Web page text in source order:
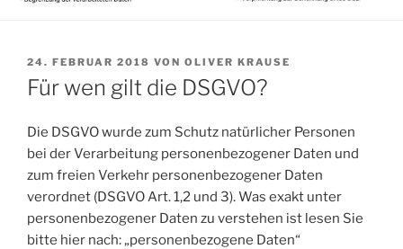
VERÖFFENTLICHT
AM
24. FEBRUAR 2018 VON OLIVER KRAUSE
Für wen gilt die DSGVO?
Die DSGVO wurde zum Schutz natürlicher Personen
bei der Verarbeitung personenbezogener Daten und
zum freien Verkehr personenbezogener Daten
verordnet (DSGVO Art. 1,2 und 3). Was exakt unter
personenbezogener Daten zu verstehen ist lesen Sie
bitte hier nach: „personenbezogene Daten“